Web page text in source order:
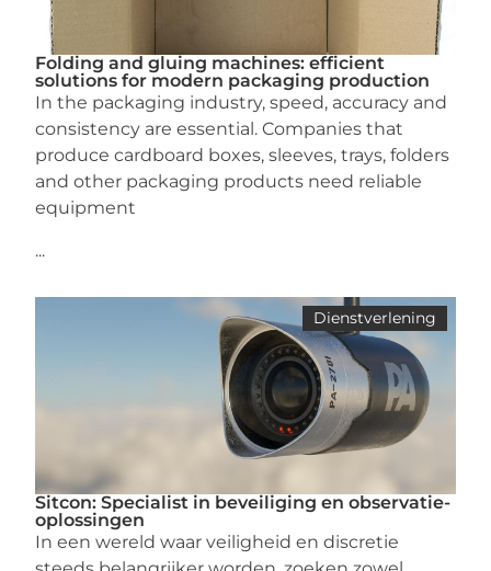
Folding and gluing machines: efficient
solutions for modern packaging production
In the packaging industry, speed, accuracy and
consistency are essential. Companies that
produce cardboard boxes, sleeves, trays, folders
and other packaging products need reliable
equipment
...
Dienstverlening
Sitcon: Specialist in beveiliging en observatie-
oplossingen
In een wereld waar veiligheid en discretie